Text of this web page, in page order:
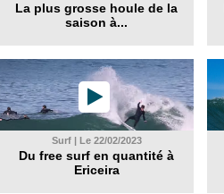
La plus grosse houle de la
saison à...
Surf | Le 22/02/2023
Du free surf en quantité à
Ericeira